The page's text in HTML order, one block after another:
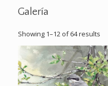
Galería
Showing 1–12 of 64 results